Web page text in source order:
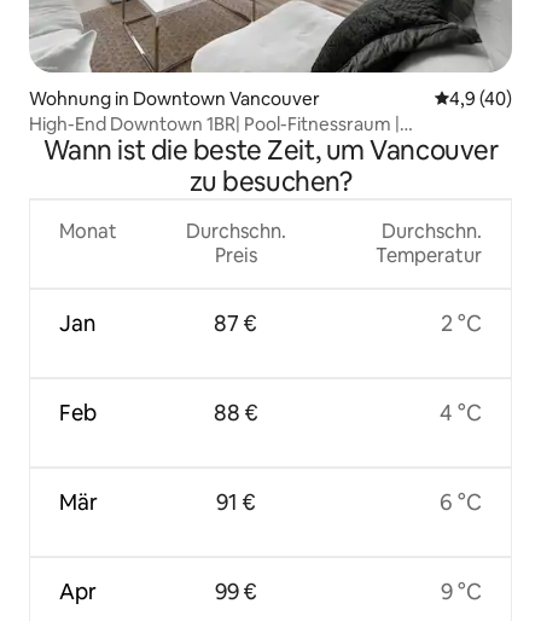
Wohnung in Downtown Vancouver
4,9 (40)
High-End Downtown 1BR| Pool-Fitnessraum |
Stadionviertel
Wann ist die beste Zeit, um Vancouver
zu besuchen?
Monat
Jan
Feb
Mär
Apr
Durchschn.
Preis
87 €
88 €
91 €
99 €
Durchschn.
Temperatur
2 °C
4 °C
6 °C
9 °C